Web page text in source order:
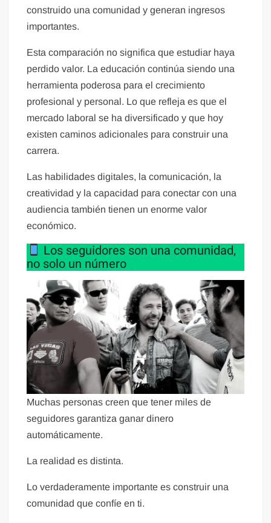
construido una comunidad y generan ingresos
importantes.
Esta comparación no significa que estudiar haya
perdido valor. La educación continúa siendo una
herramienta poderosa para el crecimiento
profesional y personal. Lo que refleja es que el
mercado laboral se ha diversificado y que hoy
existen caminos adicionales para construir una
carrera.
Las habilidades digitales, la comunicación, la
creatividad y la capacidad para conectar con una
audiencia también tienen un enorme valor
económico.
Los seguidores son una comunidad,
no solo un número
Muchas personas creen que tener miles de
seguidores garantiza ganar dinero
automáticamente.
La realidad es distinta.
Lo verdaderamente importante es construir una
comunidad que confíe en ti.